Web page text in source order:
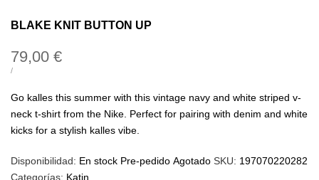
BLAKE KNIT BUTTON UP
Precio
de
79,00 €
PRECIO
/POR
Go kalles this summer with this vintage navy and white striped v-
neck t-shirt from the Nike. Perfect for pairing with denim and white
kicks for a stylish kalles vibe.
Disponibilidad: En stock Pre-pedido Agotado SKU: 197070220282
Categorías: Katin